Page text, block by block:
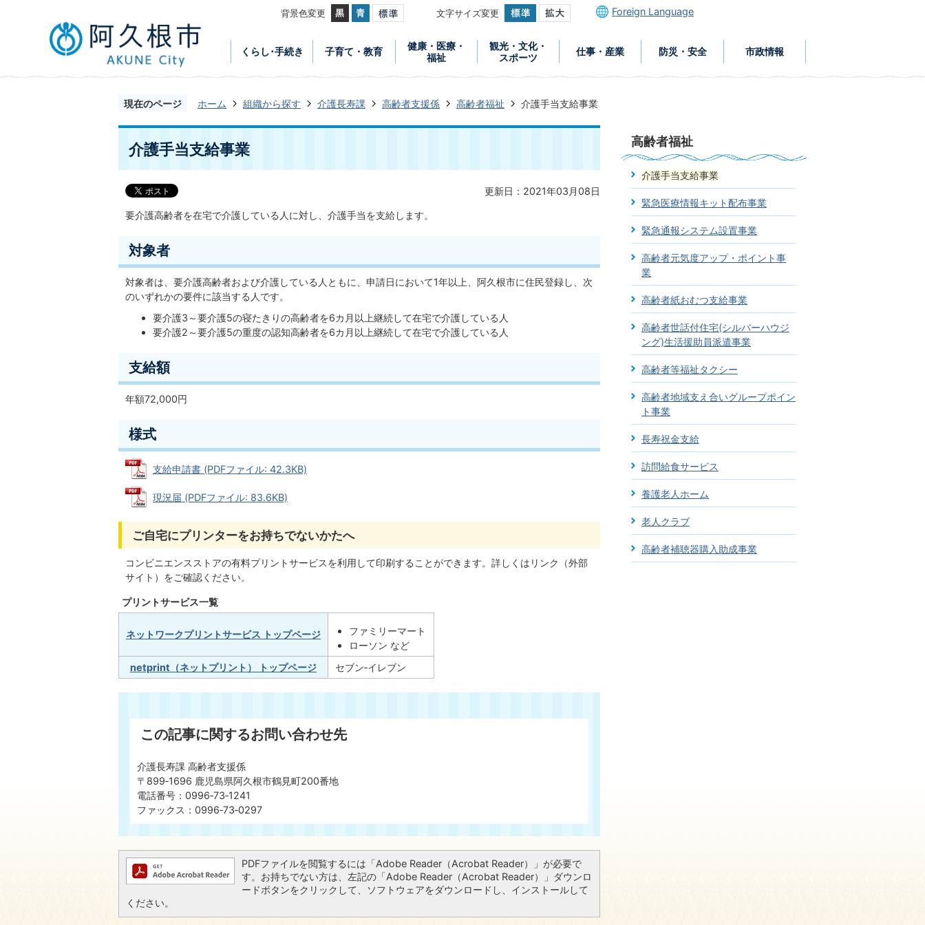
背景色変更 文字サイズ変更 Foreign Language
くらし･手続き 子育て・教育
健康・医療・
福祉
観光・文化・
スポーツ
仕事・産業 防災・安全 市政情報
現在のページ ホーム 組織から探す 介護長寿課 高齢者支援係 高齢者福祉 介護手当支給事業
介護手当支給事業
更新日：2021年03月08日
要介護高齢者を在宅で介護している人に対し、介護手当を支給します。
対象者
対象者は、要介護高齢者および介護している人ともに、申請日において1年以上、阿久根市に住民登録し、次
のいずれかの要件に該当する人です。
要介護3～要介護5の寝たきりの高齢者を6カ月以上継続して在宅で介護している人
要介護2～要介護5の重度の認知高齢者を6カ月以上継続して在宅で介護している人
支給額
年額72,000円
様式
支給申請書 (PDFファイル: 42.3KB)
現況届 (PDFファイル: 83.6KB)
ご自宅にプリンターをお持ちでないかたへ
コンビニエンスストアの有料プリントサービスを利用して印刷することができます。詳しくはリンク（外部
サイト）をご確認ください。
プリントサービス一覧
ネットワークプリントサービス トップページ
ファミリーマート
ローソン など
netprint（ネットプリント） トップページ
セブン‐イレブン
この記事に関するお問い合わせ先
介護長寿課 高齢者支援係
〒899‐1696 鹿児島県阿久根市鶴見町200番地
電話番号：0996‐73‐1241
ファックス：0996‐73‐0297
PDFファイルを閲覧するには「Adobe Reader（Acrobat Reader）」が必要で
す。お持ちでない方は、左記の「Adobe Reader（Acrobat Reader）」ダウンロ
ードボタンをクリックして、ソフトウェアをダウンロードし、インストールして
ください。
高齢者福祉
介護手当支給事業
緊急医療情報キット配布事業
緊急通報システム設置事業
高齢者元気度アップ・ポイント事
業
高齢者紙おむつ支給事業
高齢者世話付住宅(シルバーハウジ
ング)生活援助員派遣事業
高齢者等福祉タクシー
高齢者地域支え合いグループポイン
ト事業
長寿祝金支給
訪問給食サービス
養護老人ホーム
老人クラブ
高齢者補聴器購入助成事業